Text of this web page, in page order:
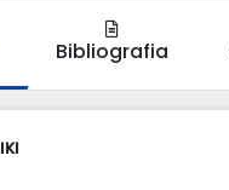
Bibliografia